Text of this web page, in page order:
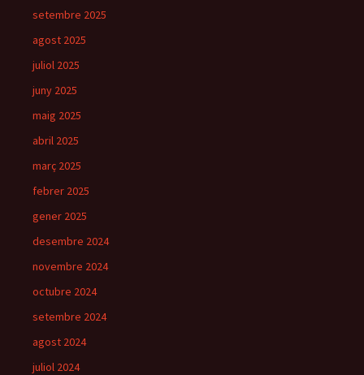
setembre 2025
agost 2025
juliol 2025
juny 2025
maig 2025
abril 2025
març 2025
febrer 2025
gener 2025
desembre 2024
novembre 2024
octubre 2024
setembre 2024
agost 2024
juliol 2024